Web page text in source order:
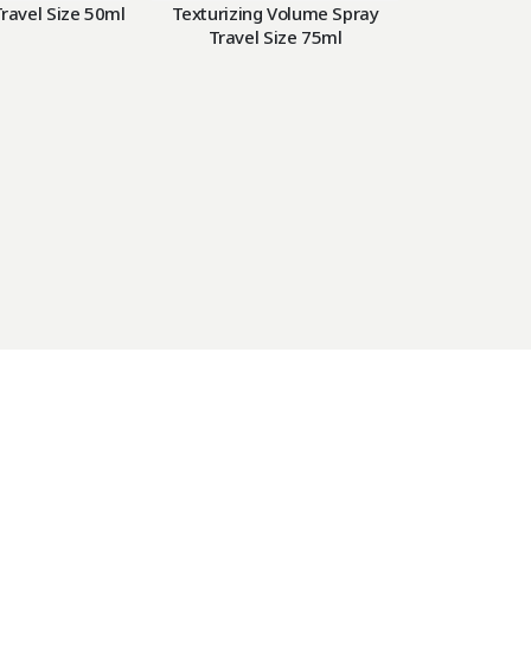
Size 50ml
Texturizing Volume Spray
Travel Size 75ml